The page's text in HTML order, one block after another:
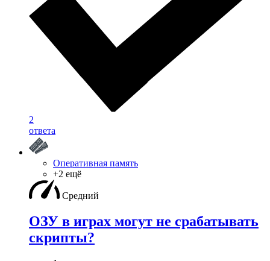
2
ответа
Оперативная память
+2 ещё
Средний
ОЗУ в играх могут не срабатывать
скрипты?